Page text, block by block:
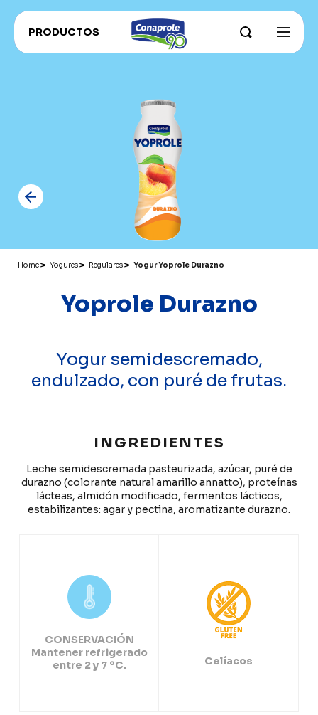
PRODUCTOS
Parque Industrial
Nuestros campos y productores
Sustentabilidad e innovación
Grass Fed
Historia
CONAPROLE FOR EXPORT
CONAHORRO
RECETAS
RECOMENDADOS ADU
CATÁLOGO PRODUCTOS
Home Yogures Regulares Yogur Yoprole Durazno
Yoprole Durazno
Yogur semidescremado,
endulzado, con puré de frutas.
INGREDIENTES
Leche semidescremada pasteurizada, azúcar, puré de
durazno (colorante natural amarillo annatto), proteínas
lácteas, almidón modificado, fermentos lácticos,
estabilizantes: agar y pectina, aromatizante durazno.
CONSERVACIÓN
Mantener refrigerado
entre 2 y 7 ºC.
Celíacos